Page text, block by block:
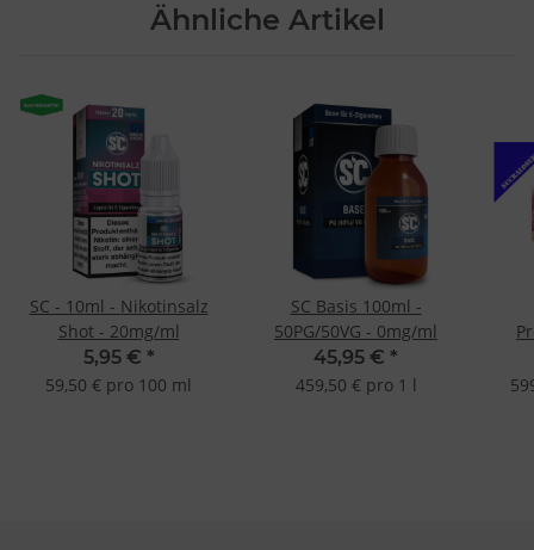
Ähnliche Artikel
SC - 10ml - Nikotinsalz
Shot - 20mg/ml
5,95 € *
59,50 € pro 100 ml
SC Basis 100ml -
50PG/50VG - 0mg/ml
45,95 € *
459,50 € pro 1 l